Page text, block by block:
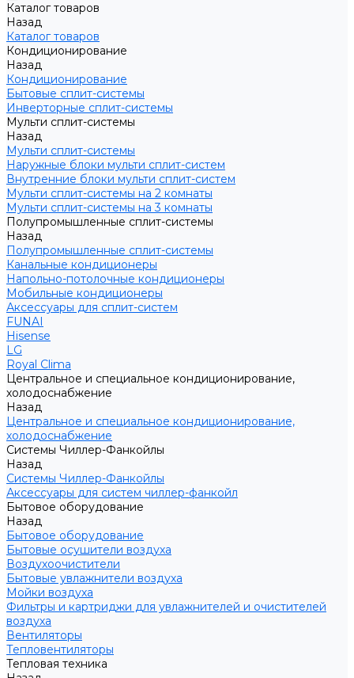
Каталог товаров
Назад
Каталог товаров
Кондиционирование
Назад
Кондиционирование
Бытовые сплит-системы
Инверторные сплит-системы
Мульти сплит-системы
Назад
Мульти сплит-системы
Наружные блоки мульти сплит-систем
Внутренние блоки мульти сплит-систем
Мульти сплит-системы на 2 комнаты
Мульти сплит-системы на 3 комнаты
Полупромышленные сплит-системы
Назад
Полупромышленные сплит-системы
Канальные кондиционеры
Напольно-потолочные кондиционеры
Мобильные кондиционеры
Аксессуары для сплит-систем
FUNAI
Hisense
LG
Royal Clima
Центральное и специальное кондиционирование,
холодоснабжение
Назад
Центральное и специальное кондиционирование,
холодоснабжение
Системы Чиллер-Фанкойлы
Назад
Системы Чиллер-Фанкойлы
Аксессуары для систем чиллер-фанкойл
Бытовое оборудование
Назад
Бытовое оборудование
Бытовые осушители воздуха
Воздухоочистители
Бытовые увлажнители воздуха
Мойки воздуха
Фильтры и картриджи для увлажнителей и очистителей
воздуха
Вентиляторы
Тепловентиляторы
Тепловая техника